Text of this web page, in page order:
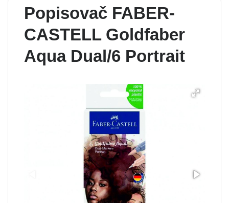
Popisovač FABER-
CASTELL Goldfaber
Aqua Dual/6 Portrait